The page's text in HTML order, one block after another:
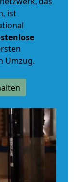
ist
Umzug.